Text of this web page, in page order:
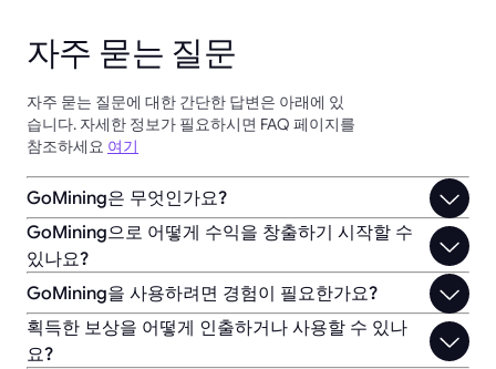
자주 묻는 질문
자주 묻는 질문에 대한 간단한 답변은 아래에 있
습니다. 자세한 정보가 필요하시면 FAQ 페이지를
참조하세요 여기
GoMining은 무엇인가요?
GoMining으로 어떻게 수익을 창출하기 시작할 수
있나요?
GoMining을 사용하려면 경험이 필요한가요?
획득한 보상을 어떻게 인출하거나 사용할 수 있나
요?